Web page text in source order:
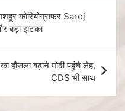
कोरियोग्राफर Saroj
बड़ा झटका
हौसला बढ़ाने मोदी पहुंचे लेह,
CDS भी साथ